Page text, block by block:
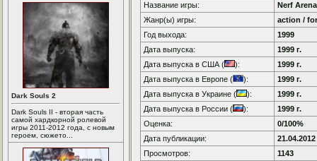
Dark Souls 2
Dark Souls II - вторая часть
самой хардкорной ролевой
игры 2011-2012 года, с новым
героем, сюжето...
Название игры:
Nerf
Жанр(ы) игры:
action /
Год выхода:
1999
Дата выпуска:
1999 г.
Дата выпуска в США (
):
1999 г.
Дата выпуска в Европе (
):
1999 г.
Дата выпуска в Украине (
):
1999 г.
Дата выпуска в России (
):
1999 г.
Оценка:
0/100%
Дата публикации:
21.04.2012
Просмотров:
1143